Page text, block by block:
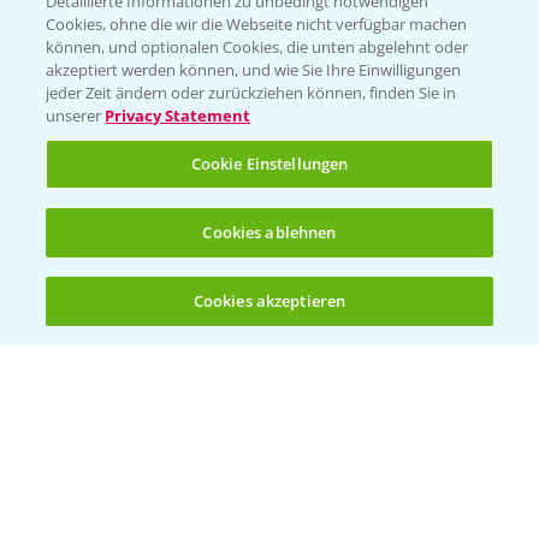
(noch 4)
Folgen Sie uns
Allgemeine Nutzungsbedingungen
Datenschutzerklärung
Impressum
Gebrauchshinweise
Cookies, ohne die wir die Webseite nicht verfügbar machen
können, und optionalen Cookies, die unten abgelehnt oder
akzeptiert werden können, und wie Sie Ihre Einwilligungen
jeder Zeit ändern oder zurückziehen können, finden Sie in
unserer Privacy Statement
Cookie Einstellungen
Cookies ablehnen
Cookies akzeptieren